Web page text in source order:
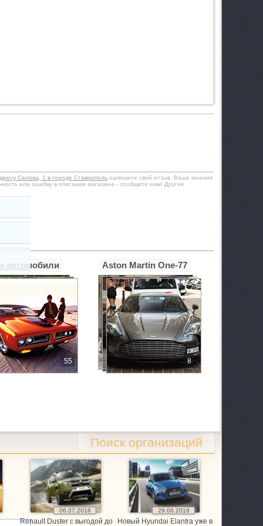
Салова, 1 в городе Ставрополь напишите свой отзыв. Ваше мнение
или ошибку в описании магазина - сообщите нам! Другие
55
автомобили
8
Aston Martin One-77
Поиск организаций
06.07.2016
Renault Duster с выгодой до
29.06.2016
Новый Hyundai Elantra уже в